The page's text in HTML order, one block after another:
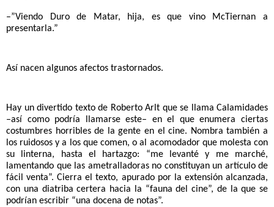
–”Viendo Duro de Matar, hija, es que vino McTiernan a
presentarla.”
Así nacen algunos afectos trastornados.
Hay un divertido texto de Roberto Arlt que se llama Calamidades
–así como podría llamarse este– en el que enumera ciertas
costumbres horribles de la gente en el cine. Nombra también a
los ruidosos y a los que comen, o al acomodador que molesta con
su linterna, hasta el hartazgo: “me levanté y me marché,
lamentando que las ametralladoras no constituyan un artículo de
fácil venta”. Cierra el texto, apurado por la extensión alcanzada,
con una diatriba certera hacia la “fauna del cine”, de la que se
podrían escribir “una docena de notas”.